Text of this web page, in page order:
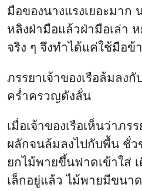
มือของนางแรงเยอะมาก
หลิงฝ่ามือแล้วฝ่ามือเล่า
จริง ๆ จึงทำได้แค่ใช้มือข้
ภรรยาเจ้าของเรือล้มลงกั
คร่ำครวญดังลั่น
เมื่อเจ้าของเรือเห็นว่าภ
ผลักจนล้มลงไปกับพื้น ชั่
ยกไม้พายขึ้นฟาดเข้าใส่
เล็กอยู่แล้ว ไม้พายมีขนา